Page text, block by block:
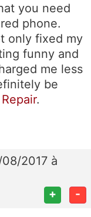
you need
phone.
only fixed my
funny and
me less
be
.
2017 à
+ -